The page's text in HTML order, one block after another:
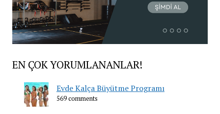
EN ÇOK YORUMLANANLAR!
Evde Kalça Büyütme Programı
569 comments